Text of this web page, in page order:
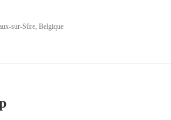
sur-Sûre, Belgique